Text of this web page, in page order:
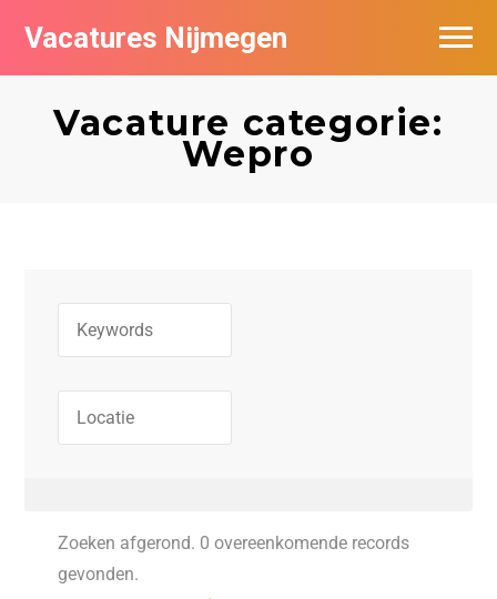
Vacatures Nijmegen
Vacature categorie:
Wepro
Zoeken afgerond. 0 overeenkomende records
gevonden.
Vacatures per bedrijf
De populairste vacatures in Nijmegen